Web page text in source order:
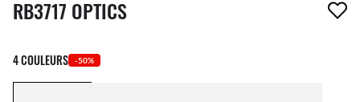
RB3717 OPTICS
4 COULEURS -50%